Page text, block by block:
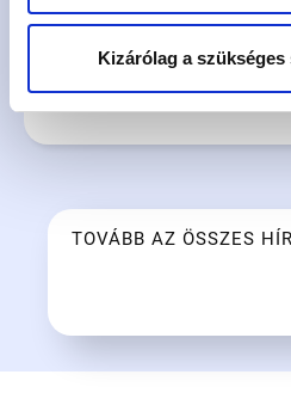
Kizárólag a
TOVÁBB AZ ÖSSZES